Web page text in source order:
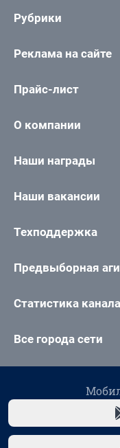
Рубрики
Реклама на сайте
Прайс-лист
О компании
Наши награды
Наши вакансии
Техподдержка
Предвыборная
Статистика
Все города сети